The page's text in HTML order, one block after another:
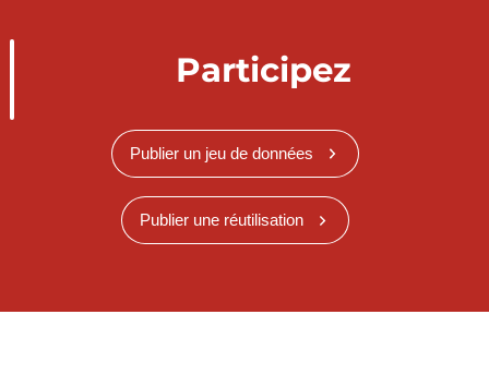
Participez
Publier un jeu de données
Publier une réutilisation